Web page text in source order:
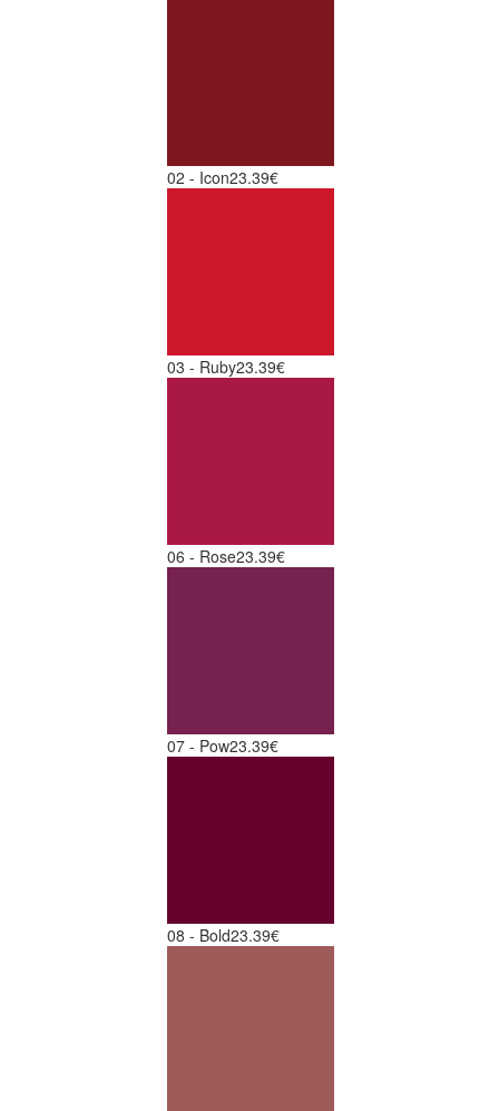
02 - Icon23.39€
03 - Ruby23.39€
06 - Rose23.39€
07 - Pow23.39€
08 - Bold23.39€